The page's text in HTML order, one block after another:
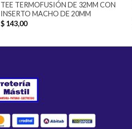
TEE TERMOFUSIÓN DE 32MM CON
INSERTO MACHO DE 20MM
$ 143,00